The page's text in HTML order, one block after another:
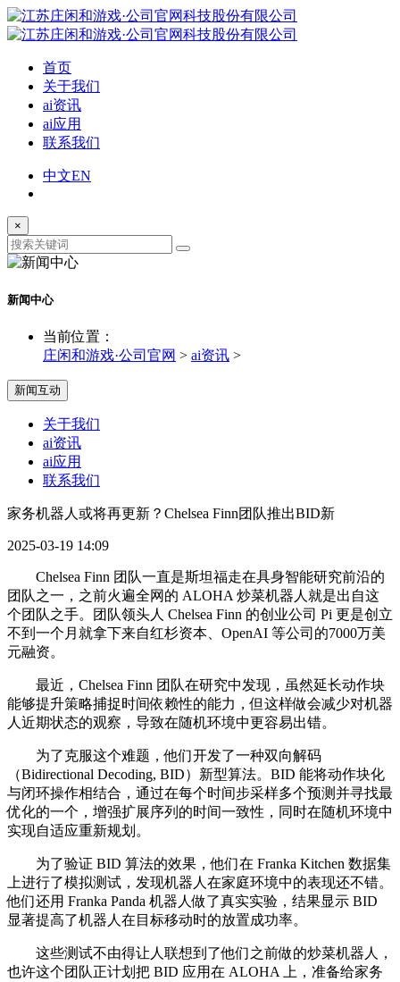
首页
关于我们
ai资讯
ai应用
联系我们
中文EN
×
新闻中心
当前位置：
庄闲和游戏·公司官网 > ai资讯 >
新闻互动
关于我们
ai资讯
ai应用
联系我们
家务机器人或将再更新？Chelsea Finn团队推出BID新
2025-03-19 14:09
Chelsea Finn 团队一直是斯坦福走在具身智能研究前沿的
团队之一，之前火遍全网的 ALOHA 炒菜机器人就是出自这
个团队之手。团队领头人 Chelsea Finn 的创业公司 Pi 更是创立
不到一个月就拿下来自红杉资本、OpenAI 等公司的7000万美
元融资。
最近，Chelsea Finn 团队在研究中发现，虽然延长动作块
能够提升策略捕捉时间依赖性的能力，但这样做会减少对机器
人近期状态的观察，导致在随机环境中更容易出错。
为了克服这个难题，他们开发了一种双向解码
（Bidirectional Decoding, BID）新型算法。BID 能将动作块化
与闭环操作相结合，通过在每个时间步采样多个预测并寻找最
优化的一个，增强扩展序列的时间一致性，同时在随机环境中
实现自适应重新规划。
为了验证 BID 算法的效果，他们在 Franka Kitchen 数据集
上进行了模拟测试，发现机器人在家庭环境中的表现还不错。
他们还用 Franka Panda 机器人做了真实实验，结果显示 BID
显著提高了机器人在目标移动时的放置成功率。
这些测试不由得让人联想到了他们之前做的炒菜机器人，
也许这个团队正计划把 BID 应用在 ALOHA 上，准备给家务